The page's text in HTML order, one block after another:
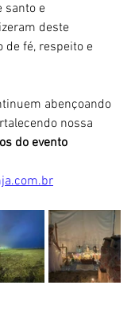
santo e
deste
fé, respeito e
abençoando
nossa
do evento